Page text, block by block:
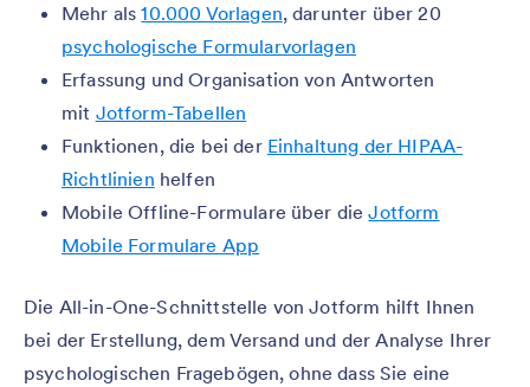
Mehr als10.000 Vorlagen, darunter über 20
psychologische Formularvorlagen
Erfassung und Organisation von Antworten
mit Jotform-Tabellen
Funktionen, die bei der Einhaltung der HIPAA-
Richtlinien helfen
Mobile Offline-Formulare über dieJotform
Mobile Formulare App
Die All-in-One-Schnittstelle von Jotform hilft Ihnen
bei der Erstellung, dem Versand und der Analyse Ihrer
psychologischen Fragebögen, ohne dass Sie eine